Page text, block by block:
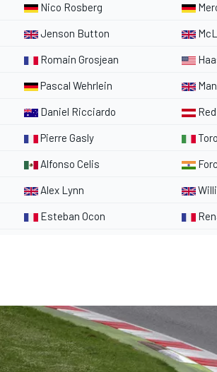
Nico Rosberg
Jenson Button
Romain Grosjean
Pascal Wehrlein
Daniel Ricciardo
Pierre Gasly
Alfonso Celis
Alex Lynn
Esteban Ocon